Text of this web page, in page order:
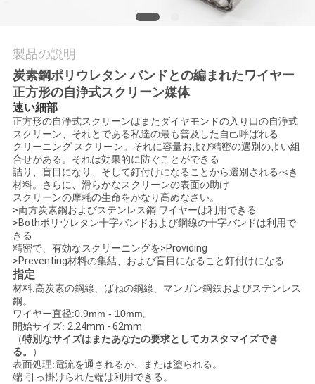
せ
ニ
ュ
ー
ス
事
例
地
図
製品の説明
炭素鋼ポリウレタン バンドとの編まれたワイヤー
正方形の自浄式スクリーン媒体
速い細部
正方形の自浄式スクリーンはまたダイヤモンドの入り口の自浄式
スクリーン、それとである私達の最も普及した自己呼ばれる
クリーニング スクリーン。それに容量および精密の選別のよい組
合せがある。それは効果的に防ぐことができる
詰り、盲目になり、そして釘付けになることから選別されるべき
材料。さらに、滑らかなスクリーンの表面の助け
スクリーンの摩耗の生命をかなり高めなさい。
>両方炭素鋼およびステンレス鋼 ワイヤーは利用できる
>Bothポリウレタン十字バンドおよび鋼線の十字バンドは利用で
きる
精密で、有効なスクリーニングを>Providing
>Preventing材料の集結、および盲目になること釘付けになる
指定
材料:高炭素の鋼線、ばねの鋼線、マンガン鋼鉄およびステンレス
鋼。
ワイヤー直径:0.9mm - 10mm。
開始サイズ: 2.24mm - 62mm
（特別なサイズはまたあなたの要求としてカスタマイズでき
る。
）
表面処理:電流を通されるか、または塗られる。
端:引っ掛けられた端は利用できる。